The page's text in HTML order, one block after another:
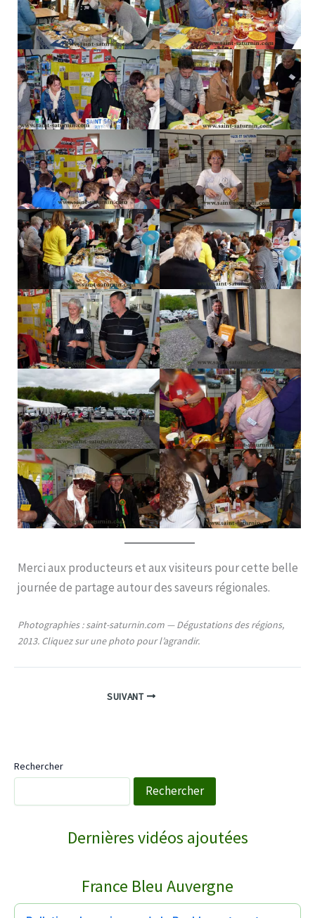
Merci aux producteurs et aux visiteurs pour cette belle
journée de partage autour des saveurs régionales.
Photographies : saint-saturnin.com — Dégustations des régions,
2013. Cliquez sur une photo pour l’agrandir.
SUIVANT
Rechercher
Rechercher
Dernières vidéos ajoutées
France Bleu Auvergne